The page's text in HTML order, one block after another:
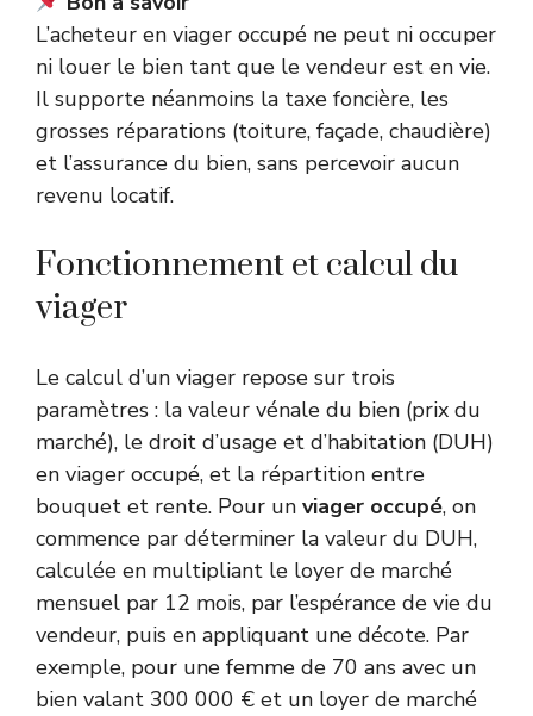
L’acheteur en viager occupé ne peut ni occuper
ni louer le bien tant que le vendeur est en vie.
Il supporte néanmoins la taxe foncière, les
grosses réparations (toiture, façade, chaudière)
et l’assurance du bien, sans percevoir aucun
revenu locatif.
Fonctionnement et calcul du
viager
Le calcul d’un viager repose sur trois
paramètres : la valeur vénale du bien (prix du
marché), le droit d’usage et d’habitation (DUH)
en viager occupé, et la répartition entre
bouquet et rente. Pour un viager occupé, on
commence par déterminer la valeur du DUH,
calculée en multipliant le loyer de marché
mensuel par 12 mois, par l’espérance de vie du
vendeur, puis en appliquant une décote. Par
exemple, pour une femme de 70 ans avec un
bien valant 300 000 € et un loyer de marché